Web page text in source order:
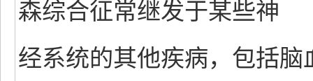
森综合征常继发于某些神
经系统的其他疾病，包括